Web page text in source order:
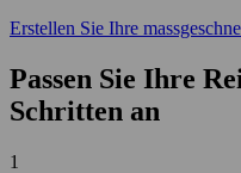
Erstellen Sie Ihre
Passen Sie Ihre
Schritten an
1